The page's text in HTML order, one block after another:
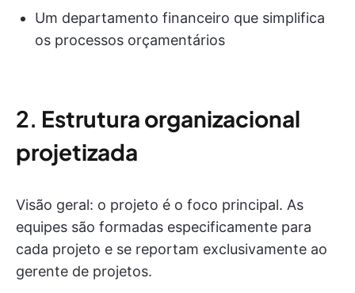
Um departamento financeiro que simplifica
os processos orçamentários
2. Estrutura organizacional
projetizada
Visão geral: o projeto é o foco principal. As
equipes são formadas especificamente para
cada projeto e se reportam exclusivamente ao
gerente de projetos.